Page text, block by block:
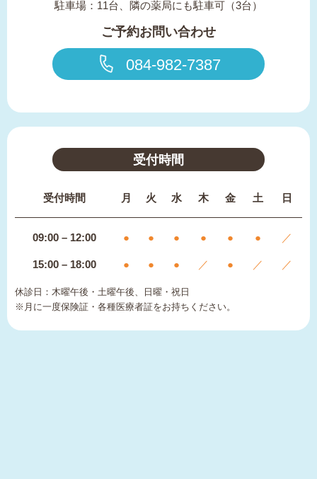
駐車場：11台、隣の薬局にも駐車可（3台）
ご予約お問い合わせ
084-982-7387
受付時間
受付時間 月 火 水 木 金 土 日
09:00 – 12:00 ● ● ● ● ● ● ／
15:00 – 18:00 ● ● ● ／ ● ／ ／
休診日：木曜午後・土曜午後、日曜・祝日
※月に一度保険証・各種医療者証をお持ちください。